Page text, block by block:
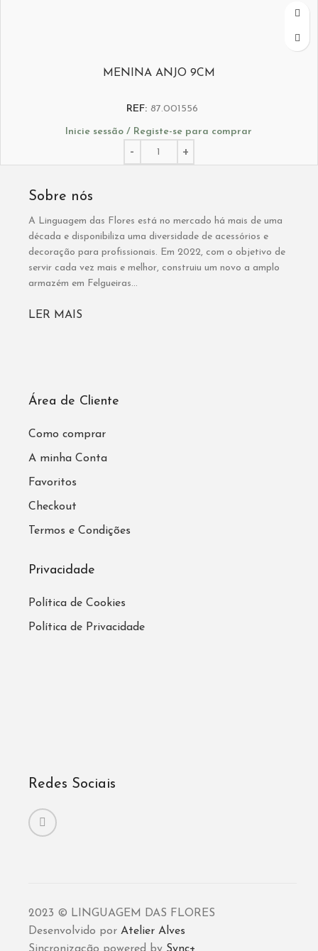
MENINA ANJO 9CM
REF: 87.001556
Inicie sessão / Registe-se para comprar
Sobre nós
A Linguagem das Flores está no mercado há mais de uma
década e disponibiliza uma diversidade de acessórios e
decoração para profissionais. Em 2022, com o objetivo de
servir cada vez mais e melhor, construiu um novo a amplo
armazém em Felgueiras...
LER MAIS
Área de Cliente
Como comprar
A minha Conta
Favoritos
Checkout
Termos e Condições
Privacidade
Política de Cookies
Política de Privacidade
Redes Sociais
2023 © LINGUAGEM DAS FLORES
Desenvolvido por Atelier Alves